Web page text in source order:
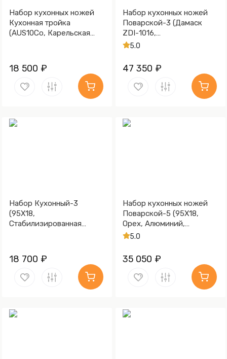
Набор кухонных ножей
Кухонная тройка
(AUS10Co, Карельская
18 500 ₽
Набор кухонных ножей
Поварской-3 (Дамаск
ZDI-1016,
Стабилизированная
коричневая, Медь)
5.0
47 350 ₽
Набор Кухонный-3
(95Х18,
Стабилизированная
18 700 ₽
Набор кухонных ножей
Поварской-5 (95Х18,
Орех, Алюминий,
Обработка клинка
5.0
35 050 ₽